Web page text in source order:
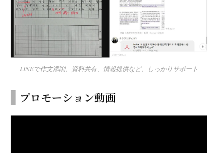
LINEで作文添削、資料共有、情報提供など、しっかりサポート
プロモーション動画